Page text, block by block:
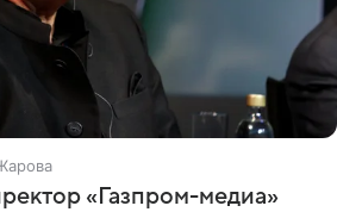
«Газпром-медиа»